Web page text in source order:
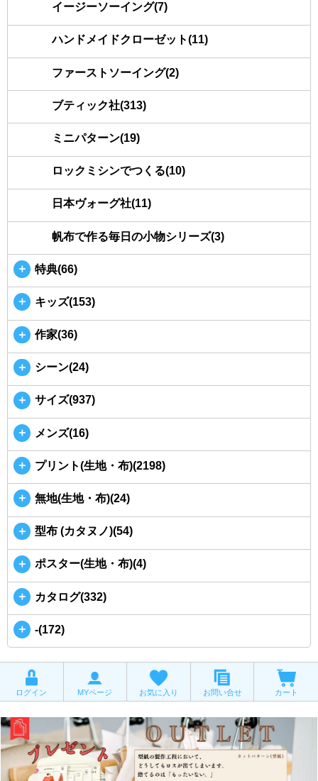
イージーソーイング(7)
ハンドメイドクローゼット(11)
ファーストソーイング(2)
ブティック社(313)
ミニパターン(19)
ロックミシンでつくる(10)
日本ヴォーグ社(11)
帆布で作る毎日の小物シリーズ(3)
＋ 特典(66)
＋ キッズ(153)
＋ 作家(36)
＋ シーン(24)
＋ サイズ(937)
＋ メンズ(16)
＋ プリント(生地・布)(2198)
＋ 無地(生地・布)(24)
＋ 型布 (カタヌノ)(54)
＋ ポスター(生地・布)(4)
＋ カタログ(332)
＋ -(172)
ログイン MYページ お気に入り お問い合せ カート